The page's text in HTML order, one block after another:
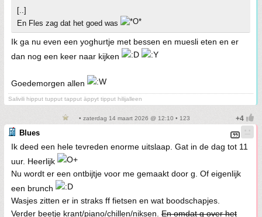
[..]
En Fles zag dat het goed was
Ik ga nu even een yoghurtje met bessen en muesli eten en er
dan nog een keer naar kijken
Goedemorgen allen
Salivili hipput tupput tapput äppyt tipput hilijalleen
• zaterdag 14 maart 2026 @ 12:10 • 123
Blues
Ik deed een hele tevreden enorme uitslaap. Gat in de dag tot 11
uur. Heerlijk
Nu wordt er een ontbijtje voor me gemaakt door g. Of eigenlijk
een brunch
Wasjes zitten er in straks ff fietsen en wat boodschapjes.
Verder beetje krant/piano/chillen/niksen. En omdat g over het